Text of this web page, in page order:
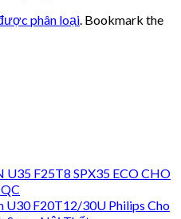
phân loại. Bookmark the
F25T8 SPX35 ECO CHO
U30 F20T12/30U Philips Cho